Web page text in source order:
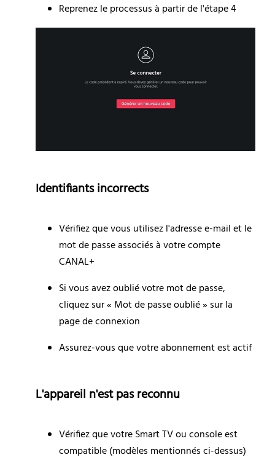
Reprenez le processus à partir de l'étape 4
Identifiants incorrects
Vérifiez que vous utilisez l'adresse e-mail et le
mot de passe associés à votre compte
CANAL+
Si vous avez oublié votre mot de passe,
cliquez sur « Mot de passe oublié » sur la
page de connexion
Assurez-vous que votre abonnement est actif
L'appareil n'est pas reconnu
Vérifiez que votre Smart TV ou console est
compatible (modèles mentionnés ci-dessus)